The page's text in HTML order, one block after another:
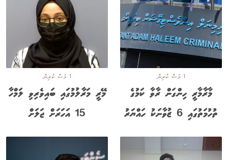
1 މަސް ކުރިން
މާރާމާރީ ހިންގަން ރާވާ ކަމުގެ
ތުހުމަތުގައި 6 ޒުވާނަކު ހައްޔަރު
1 މަސް ކުރިން
މޭރީ މަރާލުމުގައި ބައިވެރިވި ލަމްހާ
15 އަހަރަށް ޖަލަށް